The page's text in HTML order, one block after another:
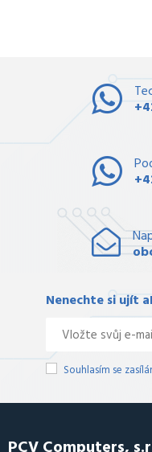
Nenechte si ujít
Souhlasím se